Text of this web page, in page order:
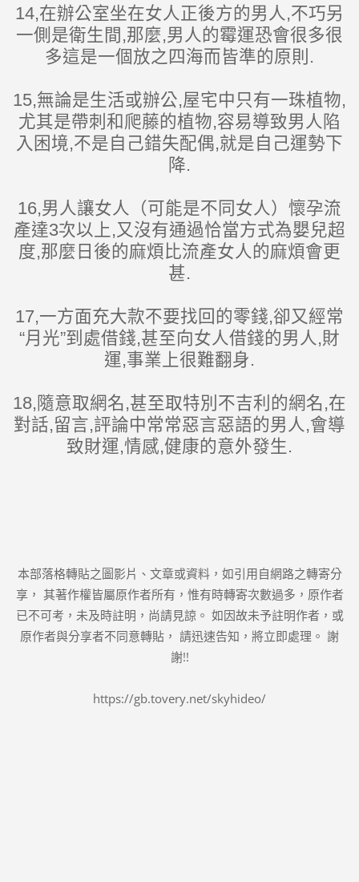
14,在辦公室坐在女人正後方的男人,不巧另
一側是衛生間,那麼,男人的霉運恐會很多很
多這是一個放之四海而皆準的原則.
15,無論是生活或辦公,屋宅中只有一珠植物,
尤其是帶刺和爬藤的植物,容易導致男人陷
入困境,不是自己錯失配偶,就是自己運勢下
降.
16,男人讓女人（可能是不同女人）懷孕流
產達3次以上,又沒有通過恰當方式為嬰兒超
度,那麼日後的麻煩比流產女人的麻煩會更
甚.
17,一方面充大款不要找回的零錢,卻又經常
“月光”到處借錢,甚至向女人借錢的男人,財
運,事業上很難翻身.
18,隨意取網名,甚至取特別不吉利的網名,在
對話,留言,評論中常常惡言惡語的男人,會導
致財運,情感,健康的意外發生.
本部落格轉貼之圖影片、文章或資料，如引用自網路之轉寄分
享， 其著作權皆屬原作者所有，惟有時轉寄次數過多，原作者
已不可考，未及時註明，尚請見諒。 如因故未予註明作者，或
原作者與分享者不同意轉貼， 請迅速告知，將立即處理。 謝
謝!!
https://gb.tovery.net/skyhideo/